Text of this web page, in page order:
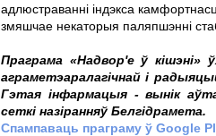
адлюстраванні індэкса
змяшчае некаторыя паляпшэнні
Праграма «Надвор'е ў кішэні»
аграметэаралагічнай і
Гэтая інфармацыя - вынік
сеткі назіранняў Белгідрамета.
Спампаваць праграму ў Google